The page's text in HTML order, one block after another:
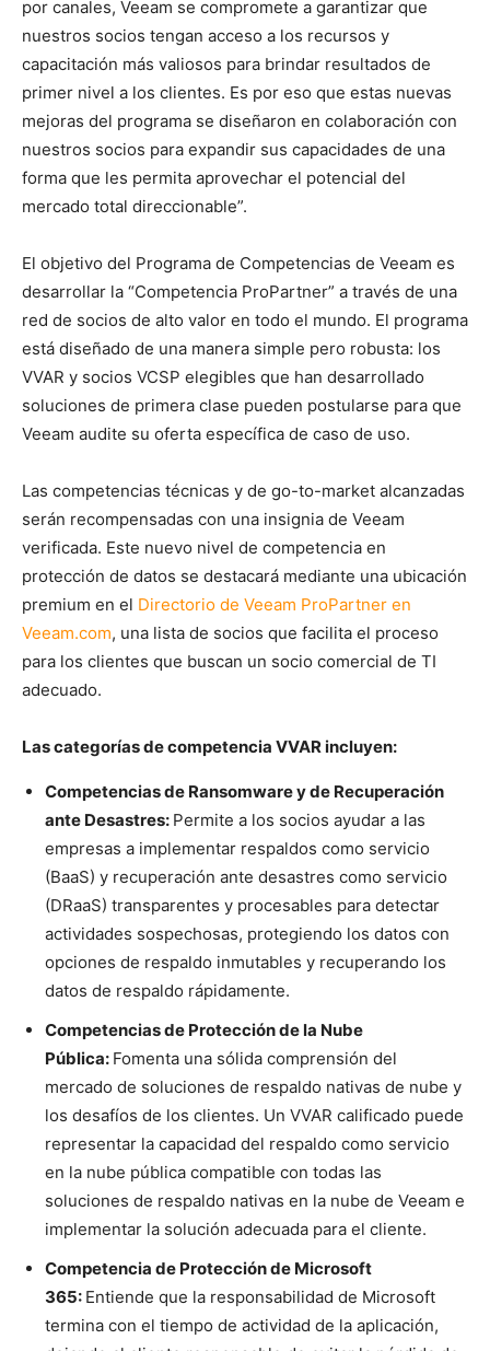
por canales, Veeam se compromete a garantizar que
nuestros socios tengan acceso a los recursos y
capacitación más valiosos para brindar resultados de
primer nivel a los clientes. Es por eso que estas nuevas
mejoras del programa se diseñaron en colaboración con
nuestros socios para expandir sus capacidades de una
forma que les permita aprovechar el potencial del
mercado total direccionable”.
El objetivo del Programa de Competencias de Veeam es
desarrollar la “Competencia ProPartner” a través de una
red de socios de alto valor en todo el mundo. El programa
está diseñado de una manera simple pero robusta: los
VVAR y socios VCSP elegibles que han desarrollado
soluciones de primera clase pueden postularse para que
Veeam audite su oferta específica de caso de uso.
Las competencias técnicas y de go-to-market alcanzadas
serán recompensadas con una insignia de Veeam
verificada. Este nuevo nivel de competencia en
protección de datos se destacará mediante una ubicación
premium en el Directorio de Veeam ProPartner en
Veeam.com, una lista de socios que facilita el proceso
para los clientes que buscan un socio comercial de TI
adecuado.
Las categorías de competencia VVAR incluyen:
Competencias de Ransomware y de Recuperación
ante Desastres: Permite a los socios ayudar a las
empresas a implementar respaldos como servicio
(BaaS) y recuperación ante desastres como servicio
(DRaaS) transparentes y procesables para detectar
actividades sospechosas, protegiendo los datos con
opciones de respaldo inmutables y recuperando los
datos de respaldo rápidamente.
Competencias de Protección de la Nube
Pública: Fomenta una sólida comprensión del
mercado de soluciones de respaldo nativas de nube y
los desafíos de los clientes. Un VVAR calificado puede
representar la capacidad del respaldo como servicio
en la nube pública compatible con todas las
soluciones de respaldo nativas en la nube de Veeam e
implementar la solución adecuada para el cliente.
Competencia de Protección de Microsoft
365: Entiende que la responsabilidad de Microsoft
termina con el tiempo de actividad de la aplicación,